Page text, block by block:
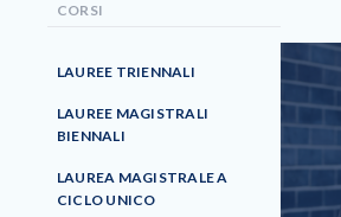
CORSI
LAUREE TRIENNALI
LAUREE MAGISTRALI
BIENNALI
LAUREA MAGISTRALE A
CICLO UNICO